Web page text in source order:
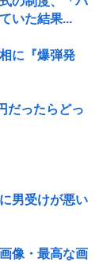
いた結果...
に『爆弾発
だったらどっ
男受けが悪い
像・最高な画